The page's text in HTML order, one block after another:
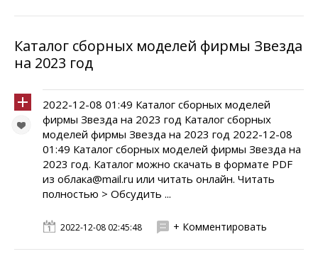
Каталог сборных моделей фирмы Звезда
на 2023 год
2022-12-08 01:49 Каталог сборных моделей
фирмы Звезда на 2023 год Каталог сборных
моделей фирмы Звезда на 2023 год 2022-12-08
01:49 Каталог сборных моделей фирмы Звезда на
2023 год. Каталог можно скачать в формате PDF
из облака@mail.ru или читать онлайн. Читать
полностью > Обсудить ...
2022-12-08 02:45:48 + Комментировать